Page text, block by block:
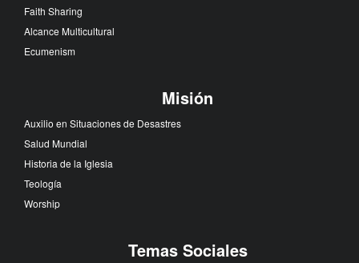
Faith Sharing
Alcance Multicultural
Ecumenism
Misión
Auxilio en Situaciones de Desastres
Salud Mundial
Historia de la Iglesia
Teología
Worship
Temas Sociales